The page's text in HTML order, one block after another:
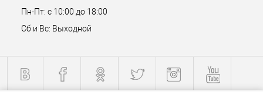
Пн-Пт: с 10:00 до 18:00
Сб и Вс: Выходной